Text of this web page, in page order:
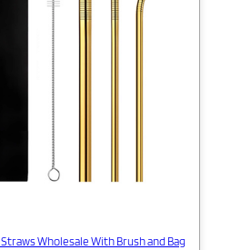
Wholesale With Brush and Bag